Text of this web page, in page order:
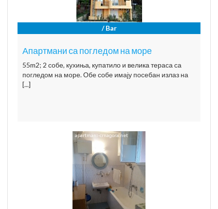
/ Bar
Апартмани са погледом на море
55m2; 2 собе, кухиња, купатило и велика тераса са
погледом на море. Обе собе имају посебан излаз на
[...]